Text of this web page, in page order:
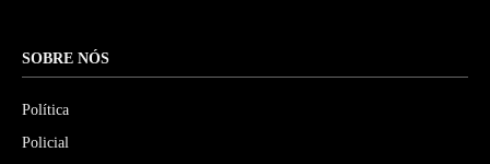
SOBRE NÓS
Política
Policial